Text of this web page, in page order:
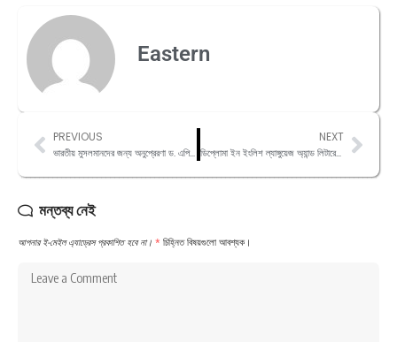
Eastern
PREVIOUS
ভারতীয় মুসলমানদের জন্য অনুপ্রেরণা ড. এপিজে আব্দুল কালাম।
NEXT
ডিপ্লোমা ইন ইংলিশ ল্যাঙ্গুয়েজ অ্যান্ড লিটারেচার (DELL)–এর ভর্তি পরীক্ষার তারিখ ঘোষণা
মন্তব্য নেই
আপনার ই-মেইল এ্যাড্রেস প্রকাশিত হবে না। * চিহ্নিত বিষয়গুলো আবশ্যক।